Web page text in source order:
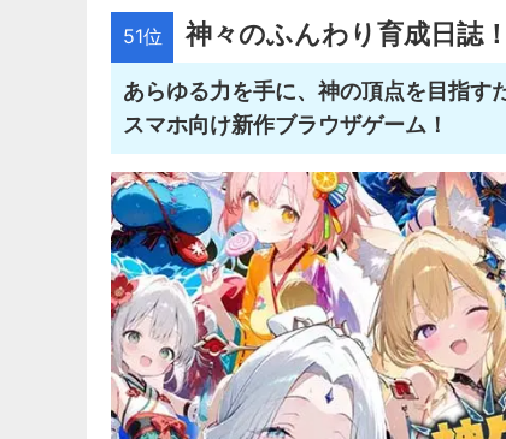
51位 神々のふんわり育成日誌
あらゆる力を手に、神の頂点を目指す
スマホ向け新作ブラウザゲーム！